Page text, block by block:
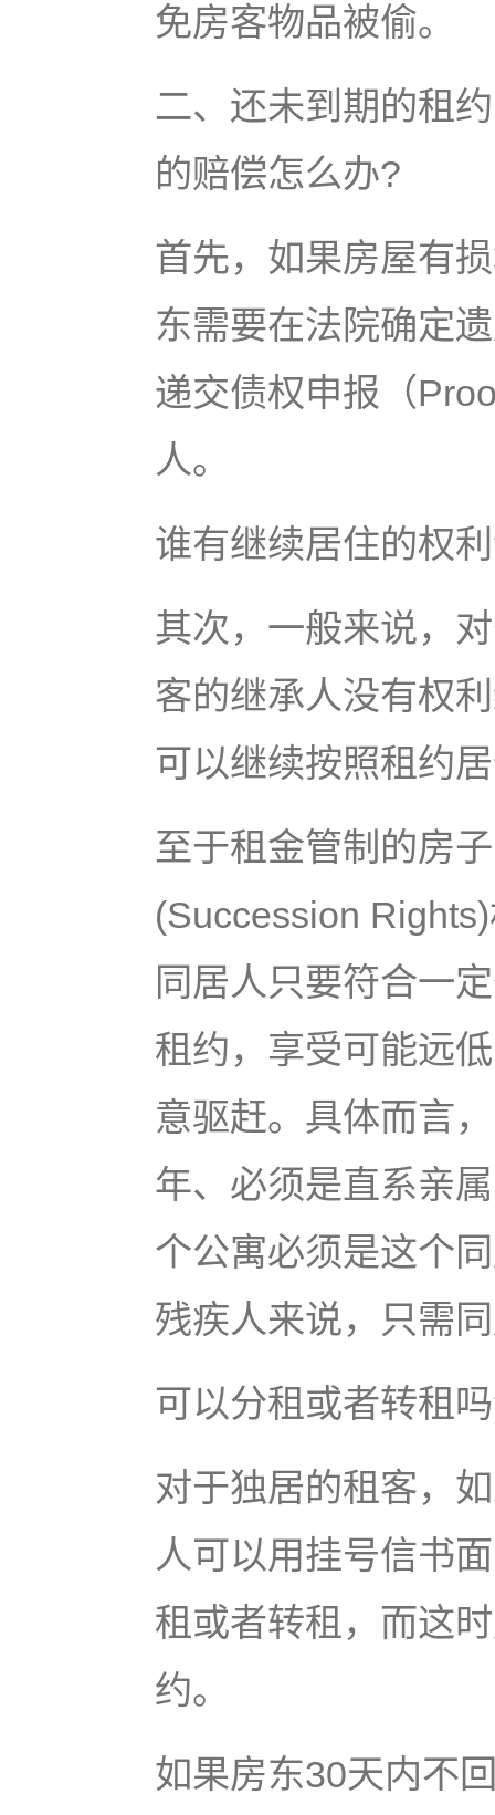
免房客物品被偷。
二、还未到期的租
的赔偿怎么办?
首先，如果房屋有
东需要在法院确定
递交债权申报（
人。
谁有继续居住的权
其次，一般来说，
客的继承人没有权
可以继续按照租约
至于租金管制的房
(Succession
同居人只要符合一
租约，享受可能远
意驱赶。具体而言
年、必须是直系亲
个公寓必须是这个
残疾人来说，只需
可以分租或者转租
对于独居的租客，
人可以用挂号信书
租或者转租，而这
约。
如果房东30天内不